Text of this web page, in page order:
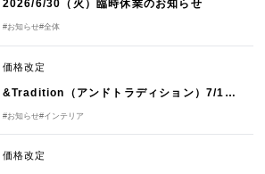
2026/6/30（火）臨時休業のお知らせ
#お知らせ#全体
価格改定
&Tradition（アンドトラディション）7/1（水）価格改定のお知らせ
#お知らせ#インテリア
価格改定